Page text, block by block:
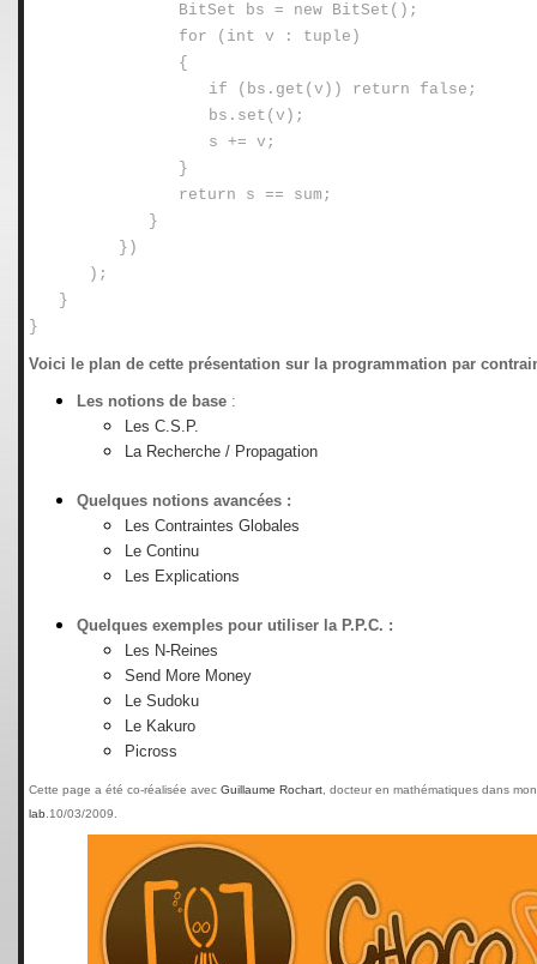
BitSet bs = new BitSet();
for (int v : tuple)
{
if (bs.get(v)) return false;
bs.set(v);
s += v;
}
return s == sum;
}
})
);
}
}
Voici le plan de cette présentation sur la programmation par
Les notions de base :
Les C.S.P.
La Recherche / Propagation
Quelques notions avancées :
Les Contraintes Globales
Le Continu
Les Explications
Quelques exemples pour utiliser la P.P.C. :
Les N-Reines
Send More Money
Le Sudoku
Le Kakuro
Picross
Cette page a été co-réalisée avec Guillaume Rochart , docteur en mathématiques dans
lab .10/03/2009.